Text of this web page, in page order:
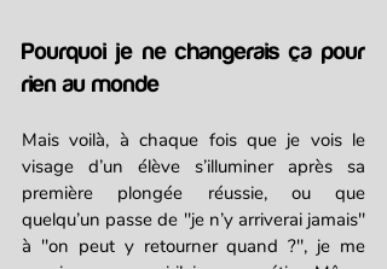
Pourquoi je ne changerais ça pour
rien au monde
Mais voilà, à chaque fois que je vois le
visage d’un élève s’illuminer après sa
première plongée réussie, ou que
quelqu’un passe de "je n’y arriverai jamais"
à "on peut y retourner quand ?", je me